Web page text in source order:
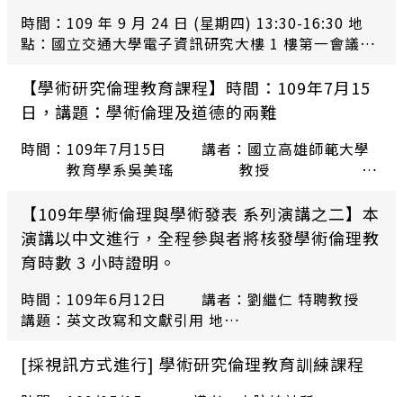
時間：109 年 9 月 24 日 (星期四) 13:30-16:30 地
點：國立交通大學電子資訊研究大樓 1 樓第一會議室
主任講題：從抄襲到自我抄襲：內涵、規範與預防 報
名截止日期：即日起至 109 年 9 月 21 日 (星期一)
17:00 止，未於期限內報名者，可現場報名參加。 報
名網址：https://reurl.cc/4m1MKX
【學術研究倫理教育課程】時間：109年7月15
日，講題：學術倫理及道德的兩難
時間：109年7月15日 講者：國立高雄師範大學
教育學系吳美瑤 教授
講題：學術倫理及道德 的兩難
【109年學術倫理與學術發表 系列演講之二】本
演講以中文進行，全程參與者將核發學術倫理教
育時數 3 小時證明。
時間：109年6月12日 講者：劉繼仁 特聘教授
講題：英文改寫和文獻引用 地
[採視訊方式進行] 學術研究倫理教育訓練課程